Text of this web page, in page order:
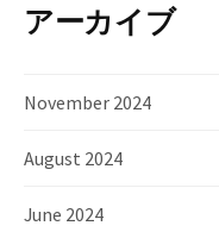
アーカイブ
November 2024
August 2024
June 2024